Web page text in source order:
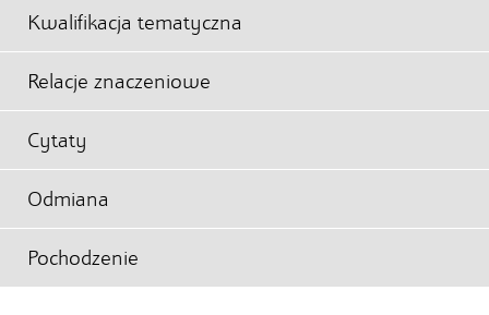
Kwalifikacja tematyczna
Relacje znaczeniowe
Cytaty
Odmiana
Pochodzenie